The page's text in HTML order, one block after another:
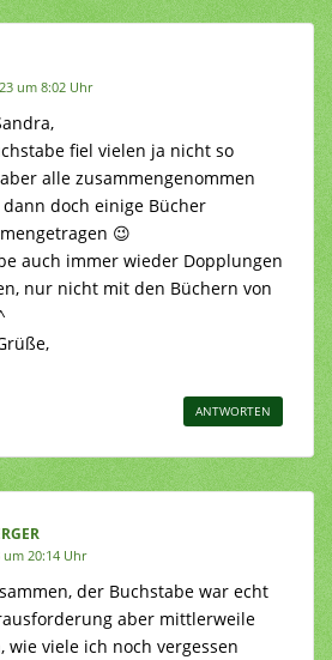
um 8:02 Uhr
fiel vielen ja nicht so
alle zusammengenommen
doch einige Bücher
😉
auch immer wieder Dopplungen
nur nicht mit den Büchern von
ANTWORTEN
um 20:14 Uhr
der Buchstabe war echt
aber mittlerweile
wie viele ich noch vergessen